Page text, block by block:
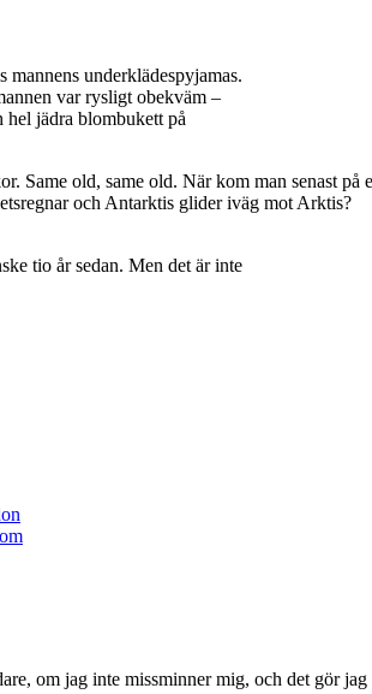
mannens underklädespyjamas.
var rysligt obekväm –
hel jädra blombukett på
Same old, same old. När kom man senast
och Antarktis glider iväg mot Arktis?
tio år sedan. Men det är inte
om jag inte missminner mig, och det gör jag